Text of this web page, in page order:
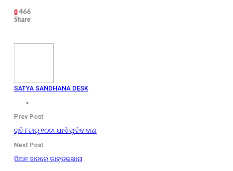
0 466
Share
SATYA SANDHANA DESK
Prev Post
ରାତି ୮ଟାରୁ ୧୦ଟା ଯାଏଁ ଫୁଟିବ ବାଣ
Next Post
ପିଅନ ହାତରେ ଡାକ୍ତରଖାନା